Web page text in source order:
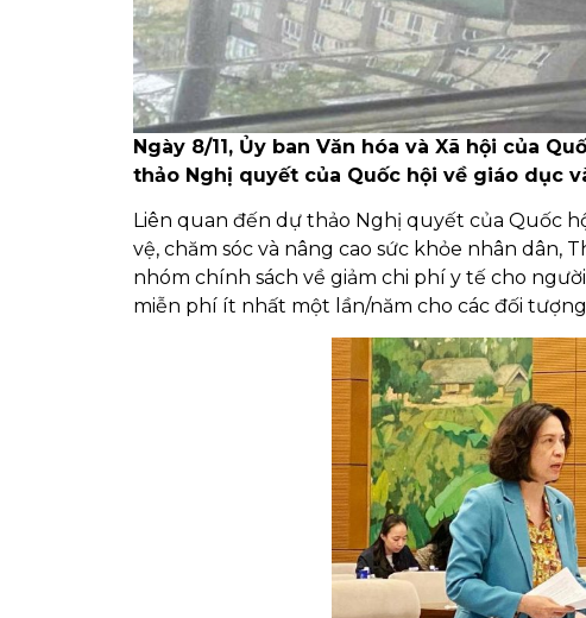
Ngày 8/11, Ủy ban Văn hóa và Xã hội của
thảo Nghị quyết của Quốc hội về giáo dục
Liên quan đến dự thảo Nghị quyết của Quốc
vệ, chăm sóc và nâng cao sức khỏe nhân dân,
nhóm chính sách về giảm chi phí y tế cho
miễn phí ít nhất một lần/năm cho các đối